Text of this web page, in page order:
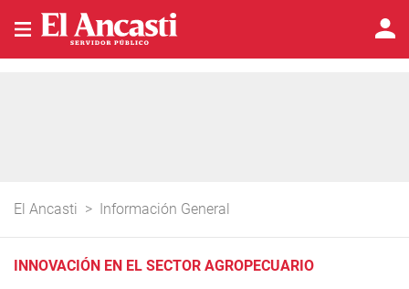
El Ancasti > Información General
INNOVACIÓN EN EL SECTOR AGROPECUARIO